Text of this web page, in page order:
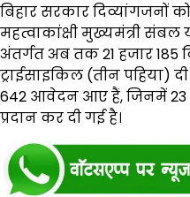
बिहार सरकार दिव्यांगजनों
महत्वाकांक्षी मुख्यमंत्री
अंतर्गत अब तक 21 हजार 185
ट्राईसाइकिल (तीन पहिया)
642 आवेदन आए हैं, जिनमें 23
प्रदान कर दी गई है।